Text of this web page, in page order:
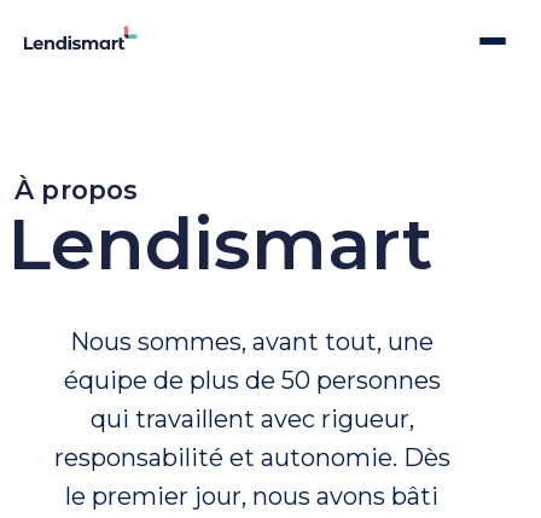
À propos
Lendismart
Nous sommes, avant tout, une
équipe de plus de 50 personnes
qui travaillent avec rigueur,
responsabilité et autonomie. Dès
le premier jour, nous avons bâti